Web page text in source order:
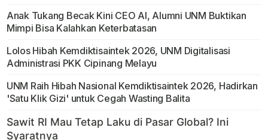
Anak Tukang Becak Kini CEO AI, Alumni UNM Buktikan
Mimpi Bisa Kalahkan Keterbatasan
Lolos Hibah Kemdiktisaintek 2026, UNM Digitalisasi
Administrasi PKK Cipinang Melayu
UNM Raih Hibah Nasional Kemdiktisaintek 2026, Hadirkan
'Satu Klik Gizi' untuk Cegah Wasting Balita